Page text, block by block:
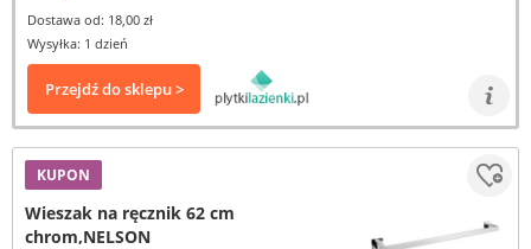
Dostawa od: 18,00 zł
Wysyłka: 1 dzień
Przejdź do sklepu >
KUPON
Wieszak na ręcznik 62 cm
chrom,NELSON